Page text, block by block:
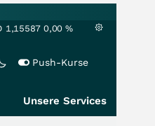
1,15587 0,00 %
Push-Kurse
Unsere Services